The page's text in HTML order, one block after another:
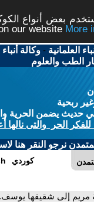
بعض أنواع
our website
العلمانية -وكالة
الطب والعلوم
ربحية
يضمن الحرية
الحر والتى نالها
نرجو النقر هنا
كوردي
مريم إلى شقيقها